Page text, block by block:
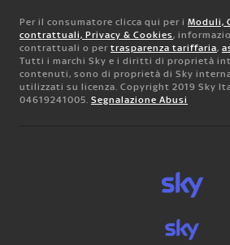
Per il consumatore clicca qui per i Moduli,
contrattuali, Privacy & Cookies,
contrattuali o per trasparenza tariffaria,
Tutti i marchi Sky e i diritti di proprietà
contenuti, sono di proprietà di Sky
utilizzati su licenza. Copyright 2019 Sky
04619241005. Segnalazione Abusi